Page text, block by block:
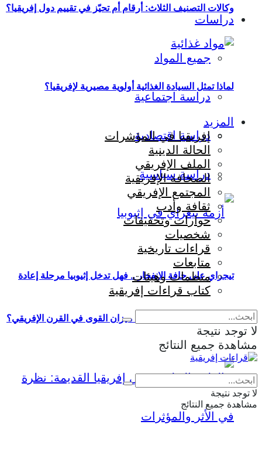
دراسات
جميع المواد
دراسة اجتماعية
دراسة اقتصادية
دراسة سياسية
تيجراي على حافة الانفجار .. فهل تدخل إثيوبيا مرحلة إعادة
إنتاج الحرب وإعادة تشكيل ميزان القوى في القرن الإفريقي؟
وكالات التصنيف الثلاث: أرقام أم تحيّز في تقييم دول إفريقيا؟
لماذا تمثل السيادة الغذائية أولوية مصيرية لإفريقيا؟
المزيد
إفريقيا في المؤشرات
الحالة الدينية
الملف الإفريقي
الصحافة الإفريقية
المجتمع الإفريقي
ثقافة وأدب
حوارات وتحقيقات
شخصيات
قراءات تاريخية
متابعات
منظمات وهيئات
كتاب قراءات إفريقية
لا توجد نتيجة
مشاهدة جميع النتائج
لا توجد نتيجة
مشاهدة جميع النتائج